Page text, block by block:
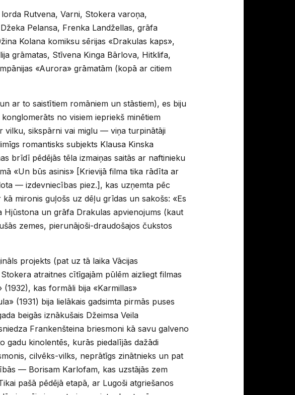
Rutvena, Varni, Stokera varoņa,
Pelansa, Frenka Landžellas, grāfa
Kolana komiksu sērijas «Drakulas kaps»,
grāmatas, Stīvena Kinga Bārlova, Hitklifa,
«Aurora» grāmatām (kopā ar citiem
ar to saistītiem romāniem un stāstiem), es biju
no visiem iepriekš minētiem
vilku, sikspārni vai miglu — viņa turpinātāji
romantisks subjekts Klausa Kinska
brīdī pēdējās tēla izmaiņas saitās ar naftinieku
«Un būs asinis» [Krievijā filma tika rādīta ar
— izdevniecības piez.], kas uzņemta pēc
mironis guļošs uz dēļu grīdas un sakošs: «Es
un grāfa Drakulas apvienojums (kaut
zemes, pierunājoši-draudošajos čukstos
projekts (pat uz tā laika Vācijas
atraitnes cītīgajām pūlēm aizliegt filmas
kas formāli bija «Karmillas»
(1931) bija lielākais gadsimta pirmās puses
beigās iznākušais Džeimsa Veila
Frankenšteina briesmoni kā savu galveno
gadu kinolentēs, kurās piedalījās dažādi
cilvēks-vilks, neprātīgs zinātnieks un pat
— Borisam Karlofam, kas uzstājās zem
pašā pēdējā etapā, ar Lugoši atgriešanos